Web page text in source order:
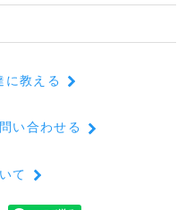
に教える
い合わせる
て